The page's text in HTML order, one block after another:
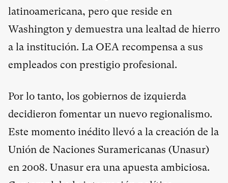
latinoamericana, pero que reside en
Washington y demuestra una lealtad de hierro
a la institución. La OEA recompensa a sus
empleados con prestigio profesional.
Por lo tanto, los gobiernos de izquierda
decidieron fomentar un nuevo regionalismo.
Este momento inédito llevó a la creación de la
Unión de Naciones Suramericanas (Unasur)
en 2008. Unasur era una apuesta ambiciosa.